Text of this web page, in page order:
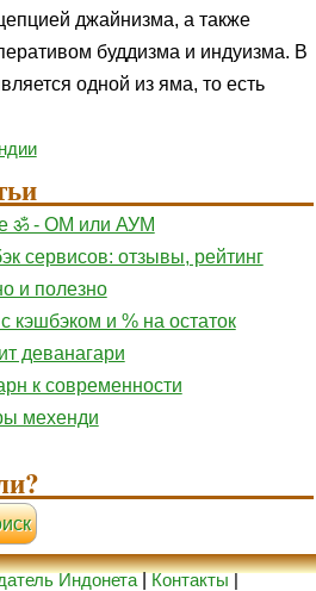
джайнизма, а также
буддизма и индуизма. В
одной из яма, то есть
ॐ - ОМ или АУМ
сервисов: отзывы, рейтинг
и полезно
кэшбэком и % на остаток
деванагари
к современности
мехенди
Индонета|Контакты|